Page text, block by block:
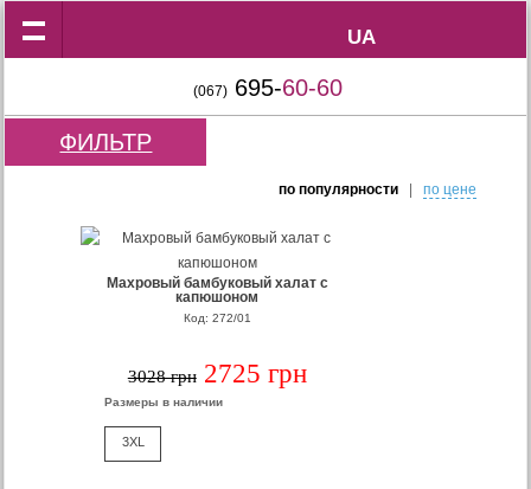
UA
UA
(067) 695-60-60
ФИЛЬТР
по популярности| по цене
Махровый бамбуковый халат с
капюшоном
Код: 272/01
3028 грн 2725 грн
Размеры в наличии
3XL